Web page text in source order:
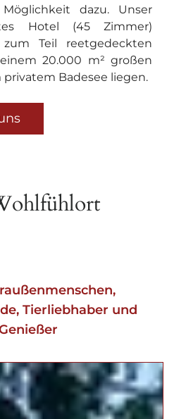
dazu. Unser
Hotel (45 Zimmer)
Teil reetgedeckten
20.000 m² großen
Badesee liegen.
Tierliebhaber und